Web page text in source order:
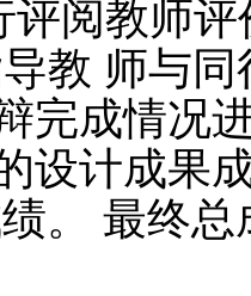
评阅教师
教 师与
完成情况
设计成果
。 最终